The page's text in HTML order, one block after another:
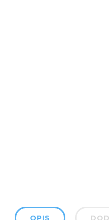
OPIS